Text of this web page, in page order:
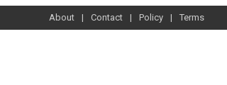
About Contact Policy Terms